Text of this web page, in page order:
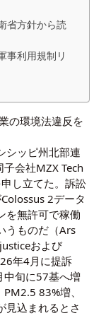
省方針から読
利用規制リ
の環境法違反を
シッピ州北部連
会社MZX Tech
し立てた。訴訟
2データ
を無許可で稼働
うものだ（Ars
および
年4月に提訴
中旬に57基へ増
83%増、
見込まれるとさ